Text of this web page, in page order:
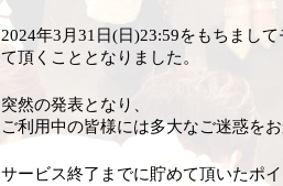
2024年3月31日(日)23:59をもちまし
て頂くこととなりました。
突然の発表となり、
ご利用中の皆様には多大なご迷惑を
サービス終了までに貯めて頂いたポ